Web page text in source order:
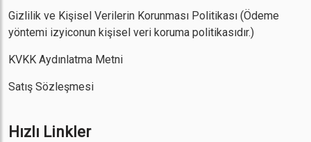
Gizlilik ve Kişisel Verilerin Korunması Politikası (Ödeme
yöntemi izyiconun kişisel veri koruma politikasıdır.)
KVKK Aydınlatma Metni
Satış Sözleşmesi
Hızlı Linkler